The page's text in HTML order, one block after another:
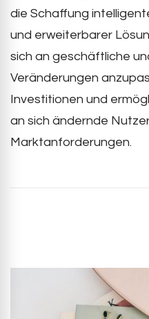
die Schaffung
und erweiterbarer
sich an geschäftliche
Veränderungen
Investitionen und
an sich ändernde
Marktanforderungen.